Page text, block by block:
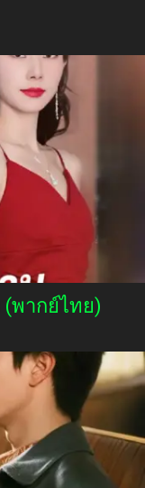
(พากย์ไทย)